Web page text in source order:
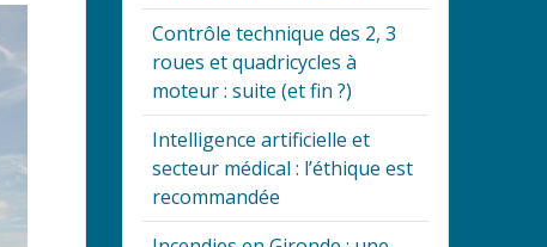
Contrôle technique des 2, 3
roues et quadricycles à
moteur : suite (et fin ?)
Intelligence artificielle et
secteur médical : l’éthique est
recommandée